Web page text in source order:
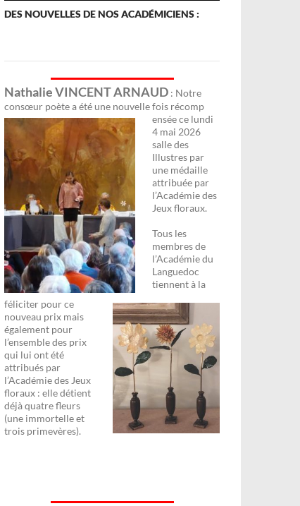
DES NOUVELLES DE NOS ACADÉMICIENS :
Nathalie VINCENT ARNAUD : Notre
consœur poète a été une nouvelle fois récomp
ensée ce lundi
4 mai 2026
salle des
Illustres par
une médaille
attribuée par
l’Académie des
Jeux floraux.
Tous les
membres de
l’Académie du
Languedoc
tiennent à la
féliciter pour ce
nouveau prix mais
également pour
l’ensemble des prix
qui lui ont été
attribués par
l’Académie des Jeux
floraux : elle détient
déjà quatre fleurs
(une immortelle et
trois primevères).